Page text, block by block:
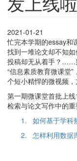
2021-01-21
忙完本学期的essay和
找到一堆论文却不知
投稿却无从着手？……
“信息素质教育微课堂
个短小精悍的微视频，
第一期微课堂首批上
检索与论文写作中的
1. 如何基于学科
2. 怎样利用数据